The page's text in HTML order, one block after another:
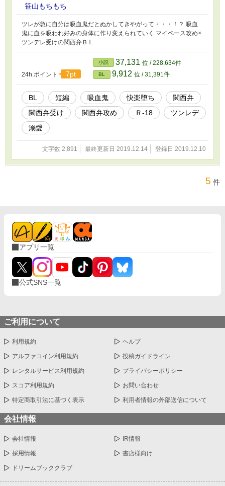
笹山もちもち
ツレが急に自分は吸血鬼だとぬかしてきやがって・・・！？ 吸血
鬼に血を吸われ好みの身体に作り変えられていく マイペース攻め×
ツンデレ受けの関西弁ＢＬ
24h.ポイント 7pt
小説 37,131 位 / 228,634件
BL 9,912 位 / 31,391件
BL 短編 吸血鬼 快楽堕ち
関西弁
関西弁受け
関西弁攻め Ｒ-18
ツンレデ
溺愛
文字数 2,891 最終更新日 2019.12.14 登録日 2019.12.10
5 件
アプリ一覧
公式SNS一覧
ご利用について
利用規約 ヘルプ
アルファコイン利用規約 投稿ガイドライン
レンタルサービス利用規約 プライバシーポリシー
スコア利用規約 お問い合わせ
特定商取引法に基づく表示 利用者情報の外部送信について
会社情報
会社情報 IR情報
採用情報 書店様向け
ドリームブッククラブ